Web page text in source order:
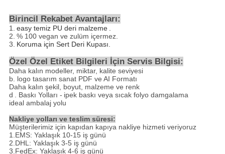
Birincil Rekabet Avantajları:
1. easy temiz PU deri malzeme .
2. % 100 vegan ve zulüm içermez.
3. Koruma için Sert Deri Kupası.
Özel Özel Etiket Bilgileri İçin Servis Bilgisi:
Daha kalın modeller, miktar, kalite seviyesi
b. logo tasarım sanat PDF ve AI Formatı
Daha kalın şekil, boyut, malzeme ve renk
d . Baskı Yolları - ipek baskı veya sıcak folyo damgalama
ideal ambalaj yolu
Nakliye yolları ve teslim süresi:
Müşterilerimiz için kapıdan kapıya nakliye hizmeti veriyoruz
1.EMS: Yaklaşık 10-15 iş günü
2.DHL: Yaklaşık 3-5 iş günü
3.FedEx: Yaklaşık 4-6 iş günü